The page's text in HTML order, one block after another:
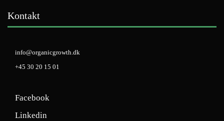
Kontakt
info@organicgrowth.dk
+45 30 20 15 01
Facebook
Linkedin